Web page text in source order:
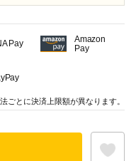
Pay
Amazon
Pay
ごとに決済上限額が異なります。